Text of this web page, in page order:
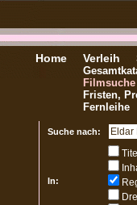
Home Verleih
Filmsuche
Fristen,
Fernleihe
Suche nach:
In:
Titel